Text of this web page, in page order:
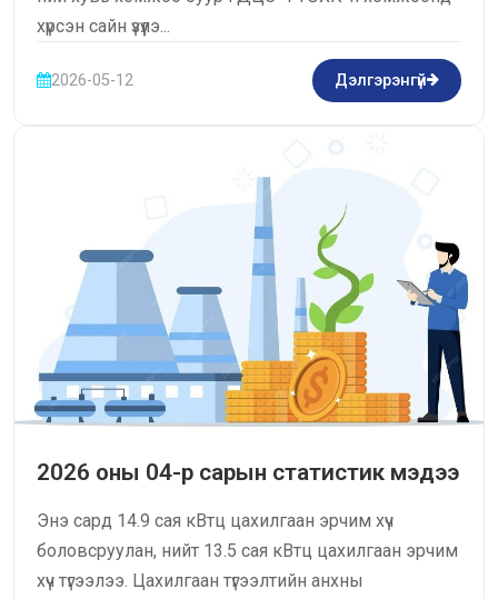
хүрсэн сайн үзүүлэ...
2026-05-12 Дэлгэрэнгүй
2026 оны 04-р сарын статистик мэдээ
Энэ сард 14.9 сая кВтц цахилгаан эрчим хүч
боловсруулан, нийт 13.5 сая кВтц цахилгаан эрчим
хүч түгээлээ. Цахилгаан түгээлтийн анхны